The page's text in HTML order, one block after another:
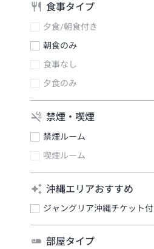
食事タイプ
夕食/朝食付き
朝食のみ
食事なし
夕食のみ
禁煙・喫煙
禁煙ルーム
喫煙ルーム
沖縄エリアおすすめ
ジャングリア沖縄チケット付
部屋タイプ